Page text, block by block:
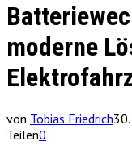
moderne
von Tobias Friedrich
Teilen0